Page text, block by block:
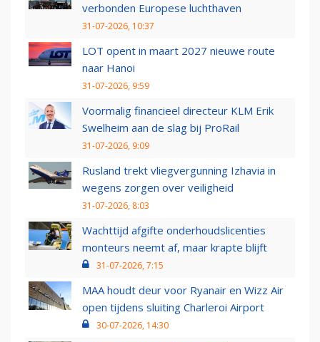
verbonden Europese luchthaven
31-07-2026, 10:37
LOT opent in maart 2027 nieuwe route
naar Hanoi
31-07-2026, 9:59
Voormalig financieel directeur KLM Erik
Swelheim aan de slag bij ProRail
31-07-2026, 9:09
Rusland trekt vliegvergunning Izhavia in
wegens zorgen over veiligheid
31-07-2026, 8:03
Wachttijd afgifte onderhoudslicenties
monteurs neemt af, maar krapte blijft
31-07-2026, 7:15
MAA houdt deur voor Ryanair en Wizz Air
open tijdens sluiting Charleroi Airport
30-07-2026, 14:30